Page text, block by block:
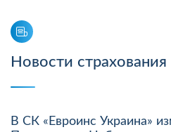
Новости страхования
В СК «Евроинс Украина»